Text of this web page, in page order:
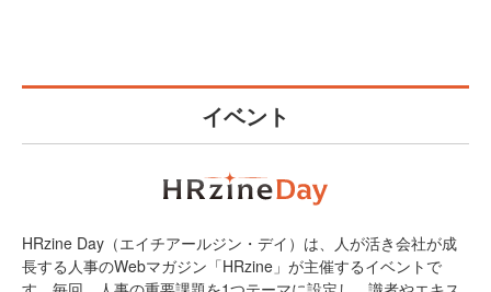
イベント
HRzine Day（エイチアールジン・デイ）は、人が活き会社が成
長する人事のWebマガジン「HRzine」が主催するイベントで